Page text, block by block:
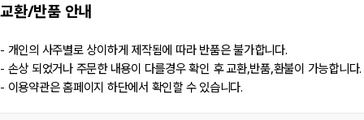
교환/반품안내
- 개인의 사주별로 상이하게 제작됨에 따라 반품은 불가합니다.
- 손상 되었거나 주문한 내용이 다를경우 확인 후 교환,반품,환불이 가능합니다.
- 이용약관은 홈페이지 하단에서 확인할 수 있습니다.